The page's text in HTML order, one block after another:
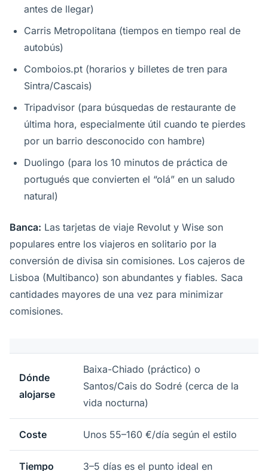
antes de llegar)
Carris Metropolitana (tiempos en tiempo real de
autobús)
Comboios.pt (horarios y billetes de tren para
Sintra/Cascais)
Tripadvisor (para búsquedas de restaurante de
última hora, especialmente útil cuando te pierdes
por un barrio desconocido con hambre)
Duolingo (para los 10 minutos de práctica de
portugués que convierten el “olá” en un saludo
natural)
Banca: Las tarjetas de viaje Revolut y Wise son
populares entre los viajeros en solitario por la
conversión de divisa sin comisiones. Los cajeros de
Lisboa (Multibanco) son abundantes y fiables. Saca
cantidades mayores de una vez para minimizar
comisiones.
Dónde
alojarse
Baixa-Chiado (práctico) o
Santos/Cais do Sodré (cerca de la
vida nocturna)
Coste Unos 55–160 €/día según el estilo
Tiempo
3–5 días es el punto ideal en